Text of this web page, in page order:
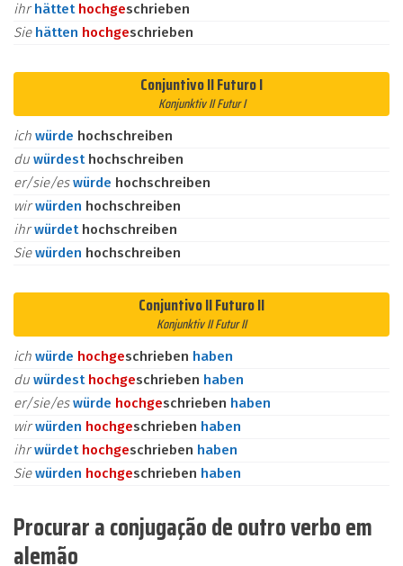
ihrhättet hochgeschrieben
Sie hätten hochgeschrieben
Conjuntivo II Futuro I
Konjunktiv II Futur I
ich würde hochschreiben
du würdest hochschreiben
er/sie/eswürde hochschreiben
wirwürden hochschreiben
ihrwürdet hochschreiben
Siewürden hochschreiben
Conjuntivo II Futuro II
Konjunktiv II Futur II
ich würde hochgeschrieben haben
du würdest hochgeschrieben haben
er/sie/eswürde hochgeschrieben haben
wirwürden hochgeschrieben haben
ihrwürdet hochgeschrieben haben
Siewürden hochgeschrieben haben
Procurar a conjugação de outro verbo em
alemão